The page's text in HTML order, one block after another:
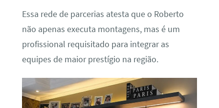
Essa rede de parcerias atesta que o Roberto
não apenas executa montagens, mas é um
profissional requisitado para integrar as
equipes de maior prestígio na região.